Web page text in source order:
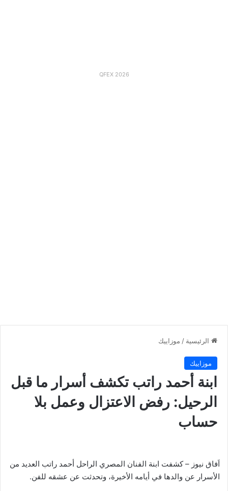
QFEX 2026
الرئيسية / موزاييك
موزاييك
ابنة أحمد راتب تكشف أسرار ما قبل
الرحيل: رفض الاعتزال وعمل بلا
حساب
اَفاق نيوز – كشفت ابنة الفنان المصري الراحل أحمد راتب العديد من
الأسرار عن والدها في أيامه الأخيرة، وتحدثت عن عشقه للفن.